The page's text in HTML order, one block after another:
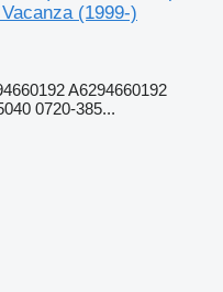
(1999-)
A6294660192
0720-385...